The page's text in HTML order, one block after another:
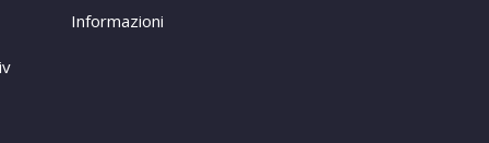
Informazioni